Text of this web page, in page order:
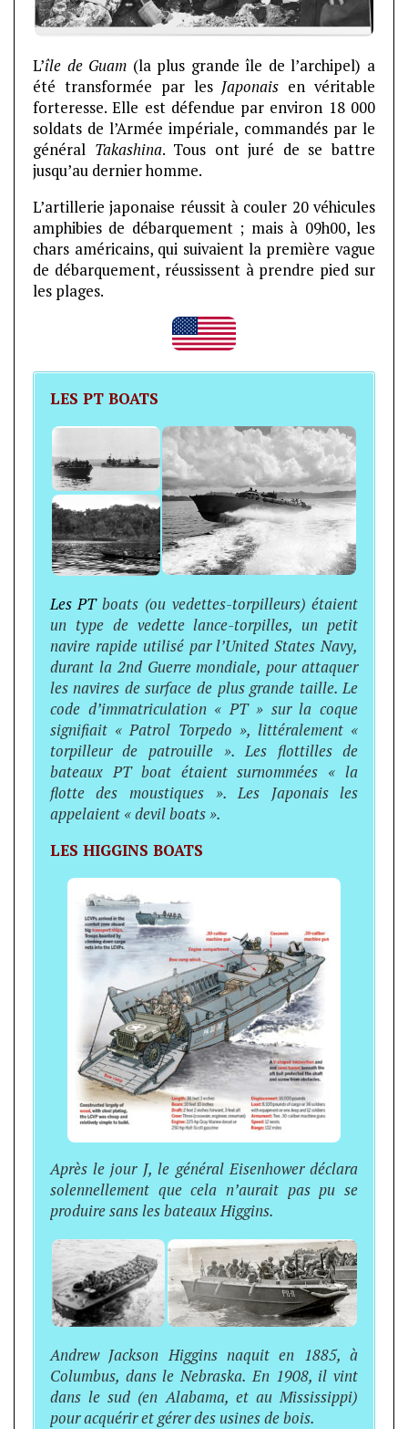
L’île de Guam (la plus grande île de l’archipel) a
été transformée par les Japonais en véritable
forteresse. Elle est défendue par environ 18 000
soldats de l’Armée impériale, commandés par le
général Takashina. Tous ont juré de se battre
jusqu’au dernier homme.
L’artillerie japonaise réussit à couler 20 véhicules
amphibies de débarquement ; mais à 09h00, les
chars américains, qui suivaient la première vague
de débarquement, réussissent à prendre pied sur
les plages.
LES PT BOATS
Les PTboats (ou vedettes-torpilleurs) étaient
un type de vedette lance-torpilles, un petit
navire rapide utilisé par l’United States Navy,
durant la 2nd Guerre mondiale, pour attaquer
les navires de surface de plus grande taille. Le
code d’immatriculation « PT » sur la coque
signifiait « Patrol Torpedo », littéralement «
torpilleur de patrouille ». Les flottilles de
bateaux PT boat étaient surnommées « la
flotte des moustiques ». Les Japonais les
appelaient « devil boats ».
LES HIGGINS BOATS
Après le jour J, le général Eisenhower déclara
solennellement que cela n’aurait pas pu se
produire sans les bateaux Higgins.
Andrew Jackson Higgins naquit en 1885, à
Columbus, dans le Nebraska. En 1908, il vint
dans le sud (en Alabama, et au Mississippi)
pour acquérir et gérer des usines de bois.